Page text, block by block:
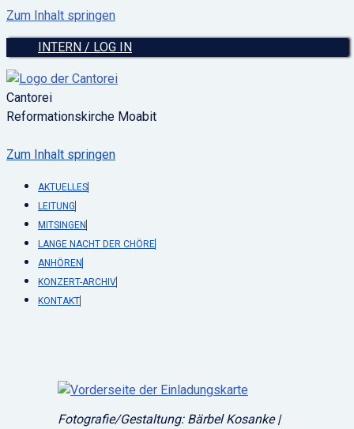
Zum Inhalt springen
INTERN / LOG IN
Cantorei
Reformationskirche Moabit
Zum Inhalt springen
AKTUELLES
LEITUNG
MITSINGEN
LANGE NACHT DER CHÖRE
ANHÖREN
KONZERT-ARCHIV
KONTAKT
Fotografie/Gestaltung: Bärbel Kosanke |